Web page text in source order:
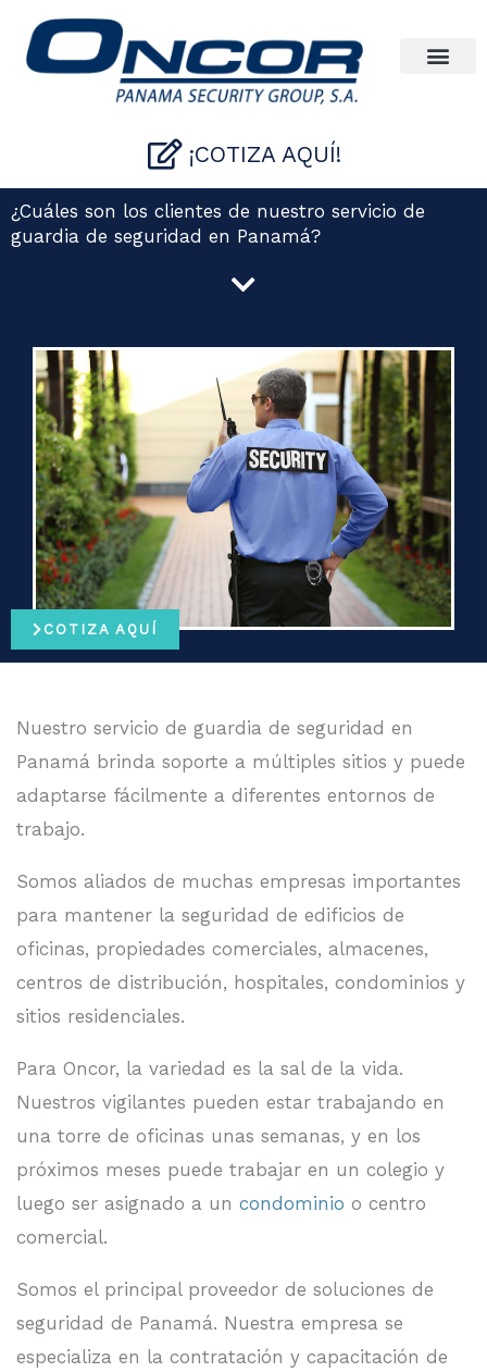
¡COTIZA AQUÍ!
¿Cuáles son los clientes de nuestro servicio de
guardia de seguridad en Panamá?
COTIZA AQUÍ
Nuestro servicio de guardia de seguridad en
Panamá brinda soporte a múltiples sitios y puede
adaptarse fácilmente a diferentes entornos de
trabajo.
Somos aliados de muchas empresas importantes
para mantener la seguridad de edificios de
oficinas, propiedades comerciales, almacenes,
centros de distribución, hospitales, condominios y
sitios residenciales.
Para Oncor, la variedad es la sal de la vida.
Nuestros vigilantes pueden estar trabajando en
una torre de oficinas unas semanas, y en los
próximos meses puede trabajar en un colegio y
luego ser asignado a un condominio o centro
comercial.
Somos el principal proveedor de soluciones de
seguridad de Panamá. Nuestra empresa se
especializa en la contratación y capacitación de